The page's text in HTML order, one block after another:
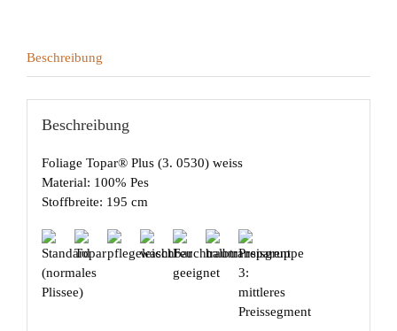
Beschreibung
Beschreibung
Foliage Topar® Plus (3. 0530) weiss
Material: 100% Pes
Stoffbreite: 195 cm